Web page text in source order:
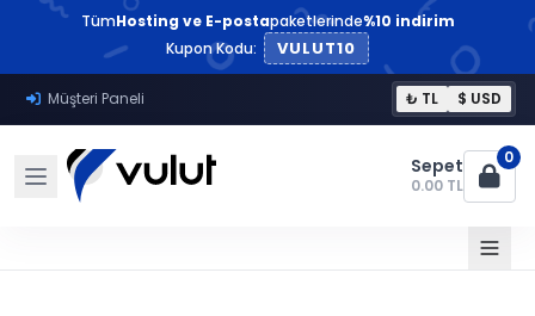
TümHosting ve E-postapaketlerinde%10 indirim
Kupon Kodu:
VULUT10
Müşteri Paneli ₺ TL $ USD
Sepet
0.00 TL
0